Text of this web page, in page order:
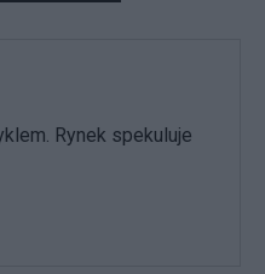
Rynek spekuluje